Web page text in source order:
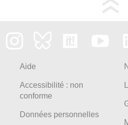
Aide
Accessibilité : non
conforme
Données personnelles